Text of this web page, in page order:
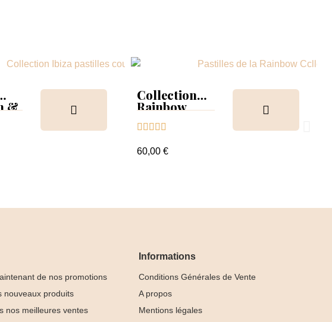
&
Collection
Rainbow
nuancier
    
60,00 €
de nos promotions
nouveaux produits
nos meilleures ventes
Informations
Conditions Générales de Vente
A propos
Mentions légales